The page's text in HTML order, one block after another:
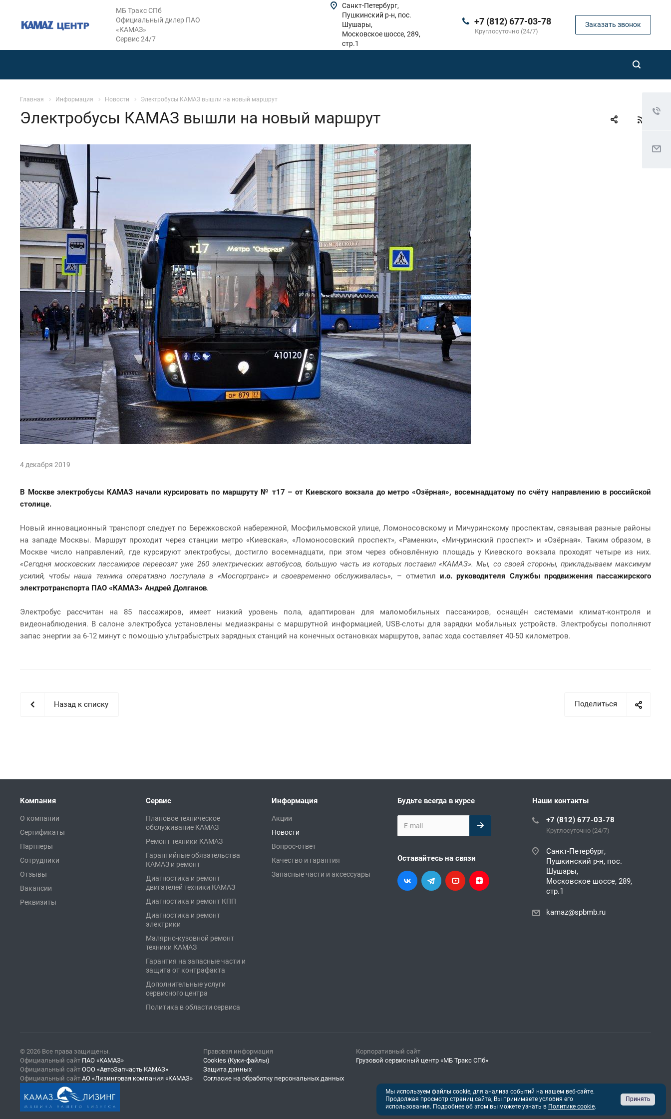
МБ Тракс СПб
Официальный дилер ПАО
«КАМАЗ»
Сервис 24/7
+7 (812) 677-03-78
Круглосуточно (24/7)
Заказать звонок
Санкт-Петербург,
Пушкинский р-н, пос.
Шушары,
Московское шоссе, 289,
стр.1
Главная Информация Новости Электробусы КАМАЗ вышли на новый маршрут
Электробусы КАМАЗ вышли на новый маршрут
4 декабря 2019
В Москве электробусы КАМАЗ начали курсировать по маршруту № т17 – от Киевского вокзала до метро «Озёрная», восемнадцатому по счёту направлению в российской
столице.
Новый инновационный транспорт следует по Бережковской набережной, Мосфильмовской улице, Ломоносовскому и Мичуринскому проспектам, связывая разные районы
на западе Москвы. Маршрут проходит через станции метро «Киевская», «Ломоносовский проспект», «Раменки», «Мичуринский проспект» и «Озёрная». Таким образом, в
Москве число направлений, где курсируют электробусы, достигло восемнадцати, при этом через обновлённую площадь у Киевского вокзала проходят четыре из них.
«Сегодня московских пассажиров перевозят уже 260 электрических автобусов, большую часть из которых поставил «КАМАЗ». Мы, со своей стороны, прикладываем максимум
усилий, чтобы наша техника оперативно поступала в «Мосгортранс» и своевременно обслуживалась», – отметили.о. руководителя Службы продвижения пассажирского
электротранспорта ПАО «КАМАЗ» Андрей Долганов.
Электробус рассчитан на 85 пассажиров, имеет низкий уровень пола, адаптирован для маломобильных пассажиров, оснащён системами климат-контроля и
видеонаблюдения. В салоне электробуса установлены медиаэкраны с маршрутной информацией, USB-слоты для зарядки мобильных устройств. Электробусы пополняют
запас энергии за 6-12 минут с помощью ультрабыстрых зарядных станций на конечных остановках маршрутов, запас хода составляет 40-50 километров.
Поделиться
Назад к списку
Компания
О компании
Сертификаты
Партнеры
Сотрудники
Отзывы
Вакансии
Реквизиты
Сервис
Плановое техническое
обслуживание КАМАЗ
Ремонт техники КАМАЗ
Гарантийные обязательства
КАМАЗ и ремонт
Диагностика и ремонт
двигателей техники КАМАЗ
Диагностика и ремонт КПП
Диагностика и ремонт
электрики
Малярно-кузовной ремонт
техники КАМАЗ
Гарантия на запасные части и
защита от контрафакта
Дополнительные услуги
сервисного центра
Политика в области сервиса
Информация
Акции
Новости
Вопрос-ответ
Качество и гарантия
Запасные части и аксессуары
Будьте всегда в курсе
Оставайтесь на связи
Наши контакты
+7 (812) 677-03-78
Круглосуточно (24/7)
Санкт-Петербург,
Пушкинский р-н, пос.
Шушары,
Московское шоссе, 289,
стр.1
kamaz@spbmb.ru
© 2026 Все права защищены. Правовая информация
Корпоративный сайт
Официальный сайт ПАО «КАМАЗ» Cookies (Куки-файлы)
Грузовой сервисный центр «МБ Тракс СПб»
Официальный сайт ООО «АвтоЗапчасть КАМАЗ»
Защита данных
Официальный сайт АО «Лизинговая компания «КАМАЗ» Согласие на обработку персональных данных
Мы используем файлы cookie, для анализа событий на нашем веб-сайте.
Продолжая просмотр страниц сайта, Вы принимаете условия его
использования. Подробнее об этом вы можете узнать в Политике cookie.
Принять